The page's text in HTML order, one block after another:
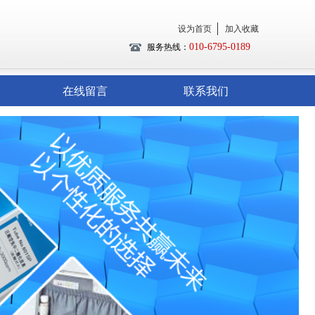
服务热线： 010-6795-0189
在线留言 联系我们
设为首页 加入收藏